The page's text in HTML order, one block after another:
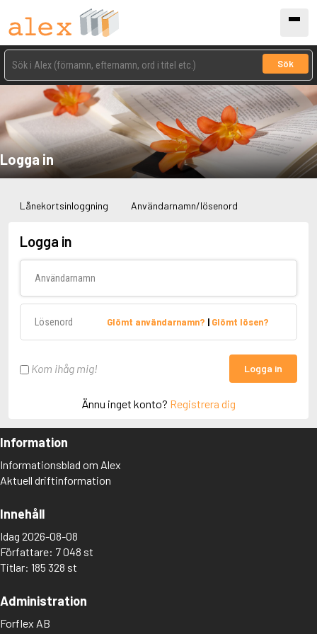
Sök
Logga in
Lånekortsinloggning Användarnamn/lösenord
Logga in
Glömt användarnamn? | Glömt lösen?
Kom ihåg mig! Logga in
Ännu inget konto? Registrera dig
Information
Informationsblad om Alex
Aktuell driftinformation
Innehåll
Idag 2026-08-08
Författare: 7 048 st
Titlar: 185 328 st
Administration
Forflex AB